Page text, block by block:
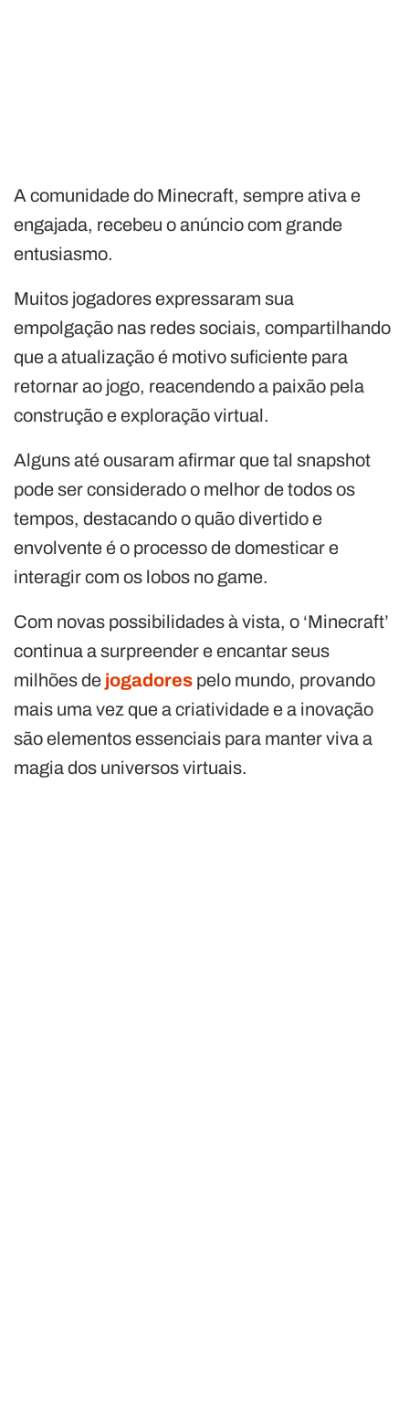
A comunidade do Minecraft, sempre ativa e
engajada, recebeu o anúncio com grande
entusiasmo.
Muitos jogadores expressaram sua
empolgação nas redes sociais, compartilhando
que a atualização é motivo suficiente para
retornar ao jogo, reacendendo a paixão pela
construção e exploração virtual.
Alguns até ousaram afirmar que tal snapshot
pode ser considerado o melhor de todos os
tempos, destacando o quão divertido e
envolvente é o processo de domesticar e
interagir com os lobos no game.
Com novas possibilidades à vista, o ‘Minecraft’
continua a surpreender e encantar seus
milhões de jogadores pelo mundo, provando
mais uma vez que a criatividade e a inovação
são elementos essenciais para manter viva a
magia dos universos virtuais.